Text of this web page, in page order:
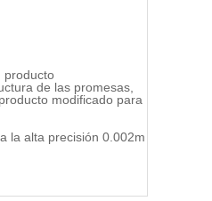
producto
de las promesas,
modificado para